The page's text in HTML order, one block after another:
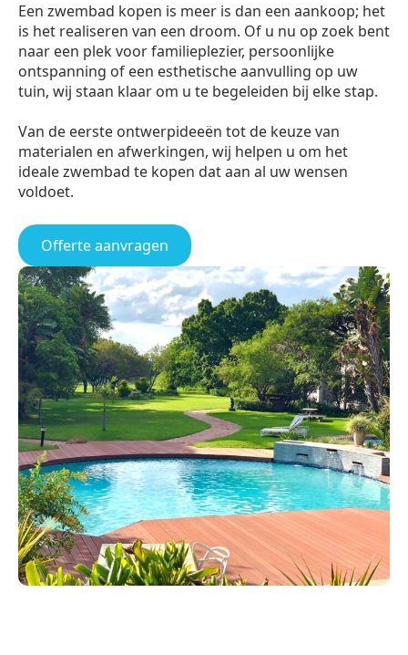
Een zwembad kopen is meer is dan een aankoop; het
is het realiseren van een droom. Of u nu op zoek bent
naar een plek voor familieplezier, persoonlijke
ontspanning of een esthetische aanvulling op uw
tuin, wij staan klaar om u te begeleiden bij elke stap.
Van de eerste ontwerpideeën tot de keuze van
materialen en afwerkingen, wij helpen u om het
ideale zwembad te kopen dat aan al uw wensen
voldoet.
Offerte aanvragen